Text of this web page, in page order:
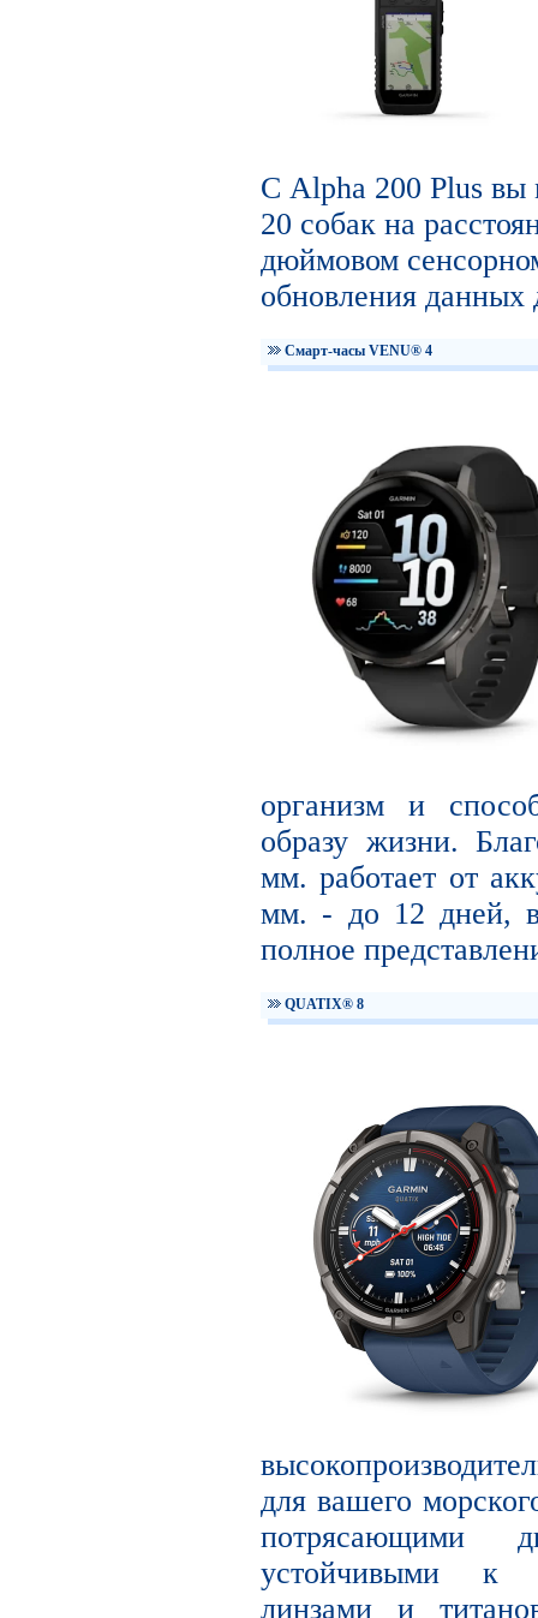
С Alpha 200 Plus вы
20 собак на
дюймовом
обновления данных
Смарт-часы VENU® 4
организм и
образу жизни.
мм. работает от
мм. - до 12 дней,
полное
QUATIX® 8
для вашего
потрясающими
устойчивыми к
линзами и